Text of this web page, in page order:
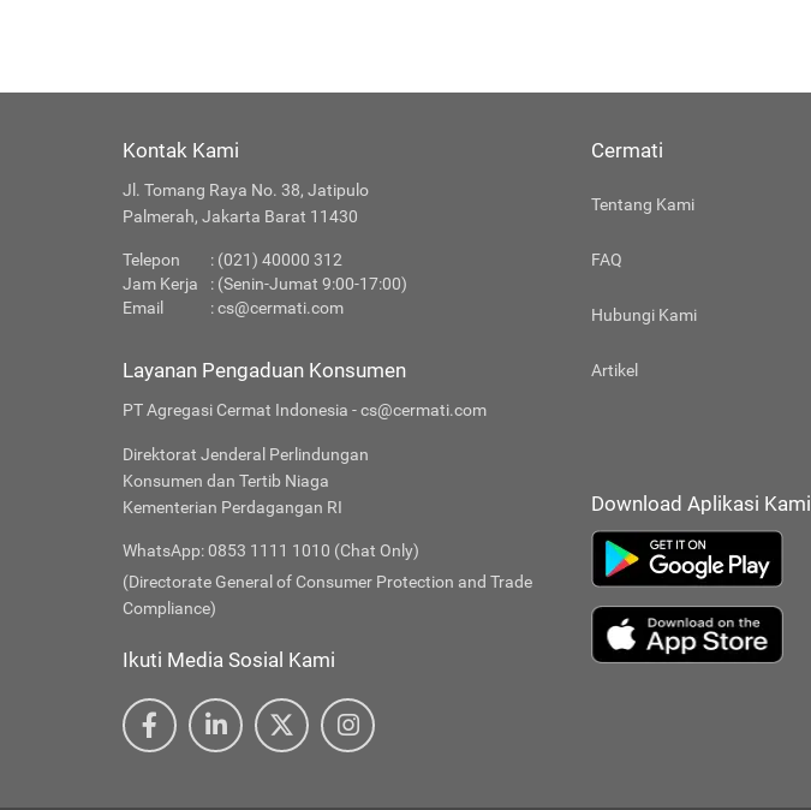
Kontak Kami
Jl. Tomang Raya No. 38, Jatipulo
Palmerah, Jakarta Barat 11430
Telepon
: (021) 40000 312
Jam Kerja
: (Senin-Jumat 9:00-17:00)
Email
:cs@cermati.com
Layanan Pengaduan Konsumen
PT Agregasi Cermat Indonesia - cs@cermati.com
Direktorat Jenderal Perlindungan
Konsumen dan Tertib Niaga
Kementerian Perdagangan RI
WhatsApp: 0853 1111 1010 (Chat Only)
(Directorate General of Consumer Protection and Trade
Compliance)
Ikuti Media Sosial Kami
Cermati
Tentang Kami
FAQ
Hubungi Kami
Artikel
Download Aplikasi Kami